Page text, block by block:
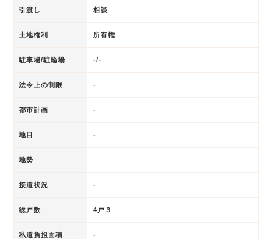
引渡し 相談
土地権利 所有権
駐車場/駐輪場 -/-
法令上の制限 -
都市計画 -
地目 -
地勢
接道状況 -
総戸数 4戸３
私道負担面積 -